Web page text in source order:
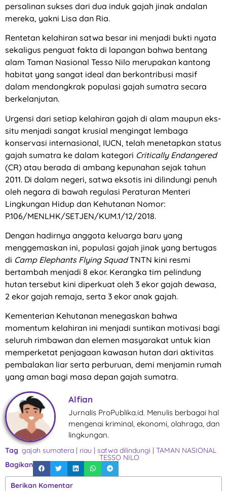
persalinan sukses dari dua induk gajah jinak andalan
mereka, yakni Lisa dan Ria.
Rentetan kelahiran satwa besar ini menjadi bukti nyata
sekaligus penguat fakta di lapangan bahwa bentang
alam Taman Nasional Tesso Nilo merupakan kantong
habitat yang sangat ideal dan berkontribusi masif
dalam mendongkrak populasi gajah sumatra secara
berkelanjutan.
Urgensi dari setiap kelahiran gajah di alam maupun eks-
situ menjadi sangat krusial mengingat lembaga
konservasi internasional, IUCN, telah menetapkan status
gajah sumatra ke dalam kategori Critically Endangered
(CR) atau berada di ambang kepunahan sejak tahun
2011. Di dalam negeri, satwa eksotis ini dilindungi penuh
oleh negara di bawah regulasi Peraturan Menteri
Lingkungan Hidup dan Kehutanan Nomor:
P.106/MENLHK/SETJEN/KUM.1/12/2018.
Dengan hadirnya anggota keluarga baru yang
menggemaskan ini, populasi gajah jinak yang bertugas
di Camp Elephants Flying SquadTNTN kini resmi
bertambah menjadi 8 ekor. Kerangka tim pelindung
hutan tersebut kini diperkuat oleh 3 ekor gajah dewasa,
2 ekor gajah remaja, serta 3 ekor anak gajah.
Kementerian Kehutanan menegaskan bahwa
momentum kelahiran ini menjadi suntikan motivasi bagi
seluruh rimbawan dan elemen masyarakat untuk kian
memperketat penjagaan kawasan hutan dari aktivitas
pembalakan liar serta perburuan, demi menjamin rumah
yang aman bagi masa depan gajah sumatra.
Alfian
Jurnalis ProPublika.id. Menulis berbagai hal
mengenai kriminal, ekonomi, olahraga, dan
lingkungan.
Tag gajah sumatera | riau |satwa dilindungi |TAMAN NASIONAL
TESSO NILO
Bagikan
Berikan Komentar